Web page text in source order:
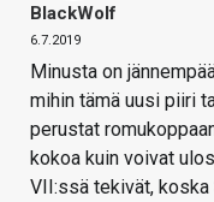
BlackWolf
6.7.2019
Minusta on
mihin tämä uusi piiri
perustat
kokoa kuin voivat
VII:ssä tekivät, koska